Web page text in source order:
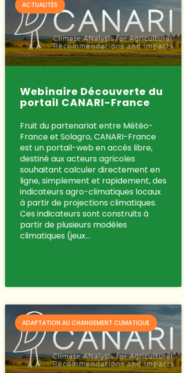
ACTUALITÉS
Webinaire Découverte du
portail CANARI-France
Fruit du partenariat entre Météo-
France et Solagro, CANARI-France
est un portail-web en accès libre,
destiné aux acteurs agricoles
souhaitant calculer directement en
ligne, simplement et rapidement, des
indicateurs agro-climatiques locaux
à partir de projections climatiques.
Ces indicateurs sont construits à
partir de plusieurs modèles
climatiques (jeux…
ADAPTATION AU CHANGEMENT CLIMATIQUE